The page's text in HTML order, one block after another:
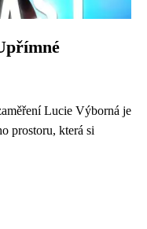
Lucie Výborná je
prostoru, která si